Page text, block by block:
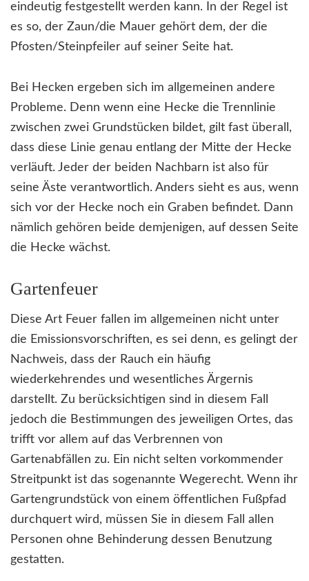
eindeutig festgestellt werden kann. In der Regel ist
es so, der Zaun/die Mauer gehört dem, der die
Pfosten/Steinpfeiler auf seiner Seite hat.
Bei Hecken ergeben sich im allgemeinen andere
Probleme. Denn wenn eine Hecke die Trennlinie
zwischen zwei Grundstücken bildet, gilt fast überall,
dass diese Linie genau entlang der Mitte der Hecke
verläuft. Jeder der beiden Nachbarn ist also für
seine Äste verantwortlich. Anders sieht es aus, wenn
sich vor der Hecke noch ein Graben befindet. Dann
nämlich gehören beide demjenigen, auf dessen Seite
die Hecke wächst.
Gartenfeuer
Diese Art Feuer fallen im allgemeinen nicht unter
die Emissionsvorschriften, es sei denn, es gelingt der
Nachweis, dass der Rauch ein häufig
wiederkehrendes und wesentliches Ärgernis
darstellt. Zu berücksichtigen sind in diesem Fall
jedoch die Bestimmungen des jeweiligen Ortes, das
trifft vor allem auf das Verbrennen von
Gartenabfällen zu. Ein nicht selten vorkommender
Streitpunkt ist das sogenannte Wegerecht. Wenn ihr
Gartengrundstück von einem öffentlichen Fußpfad
durchquert wird, müssen Sie in diesem Fall allen
Personen ohne Behinderung dessen Benutzung
gestatten.